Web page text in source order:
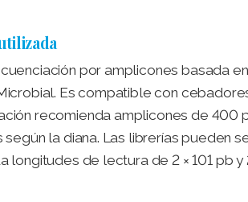
por amplicones basada
Es compatible con
recomienda amplicones de 400
según la diana. Las librerías pueden
longitudes de lectura de 2 × 101 pb y